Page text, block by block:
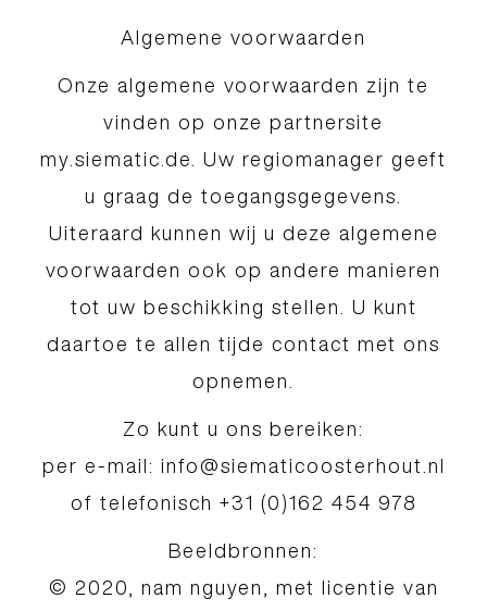
Algemene voorwaarden
Onze algemene voorwaarden zijn te
vinden op onze partnersite
my.siematic.de. Uw regiomanager geeft
u graag de toegangsgegevens.
Uiteraard kunnen wij u deze algemene
voorwaarden ook op andere manieren
tot uw beschikking stellen. U kunt
daartoe te allen tijde contact met ons
opnemen.
Zo kunt u ons bereiken:
per e-mail: info@siematicoosterhout.nl
of telefonisch +31 (0)162 454 978
Beeldbronnen:
© 2020, nam nguyen, met licentie van